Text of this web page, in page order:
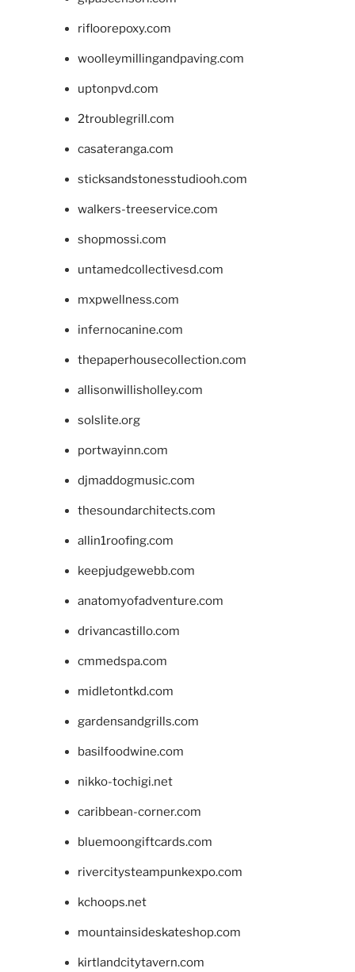
rifloorepoxy.com
woolleymillingandpaving.com
uptonpvd.com
2troublegrill.com
casateranga.com
sticksandstonesstudiooh.com
walkers-treeservice.com
shopmossi.com
untamedcollectivesd.com
mxpwellness.com
infernocanine.com
thepaperhousecollection.com
allisonwillisholley.com
solslite.org
portwayinn.com
djmaddogmusic.com
thesoundarchitects.com
allin1roofing.com
keepjudgewebb.com
anatomyofadventure.com
drivancastillo.com
cmmedspa.com
midletontkd.com
gardensandgrills.com
basilfoodwine.com
nikko-tochigi.net
caribbean-corner.com
bluemoongiftcards.com
rivercitysteampunkexpo.com
kchoops.net
mountainsideskateshop.com
kirtlandcitytavern.com